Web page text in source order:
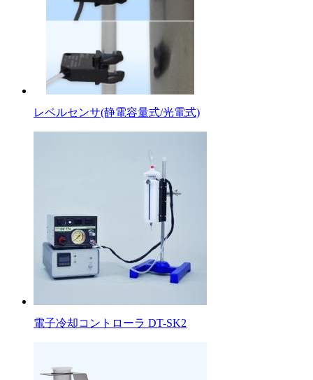
レベルセンサ(静電容量式/光電式)
電子冷却コントローラ DT-SK2